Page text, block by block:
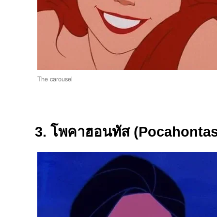
The carousel
3. โพคาฮอนทัส